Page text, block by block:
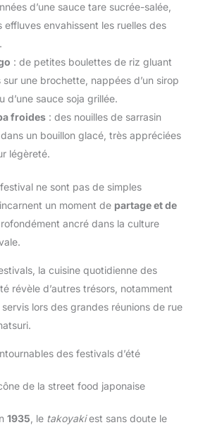
d’une sauce tare sucrée-salée,
effluves envahissent les ruelles des
: de petites boulettes de riz gluant
sur une brochette, nappées d’un sirop
d’une sauce soja grillée.
froides : des nouilles de sarrasin
un bouillon glacé, très appréciées
légèreté.
ne sont pas de simples
un moment de partage et de
ancré dans la culture
la cuisine quotidienne des
révèle d’autres trésors, notamment
lors des grandes réunions de rue
des festivals d’été
de la street food japonaise
1935 , le takoyakiest sans doute le